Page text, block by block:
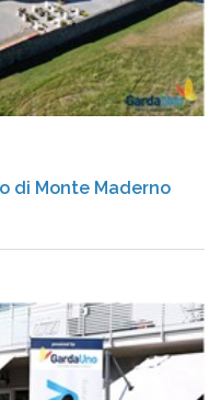
di Monte Maderno